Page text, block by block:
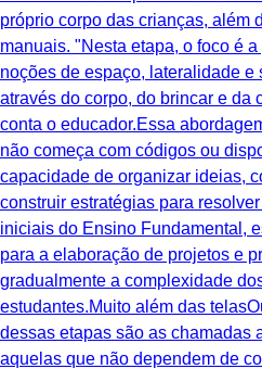
próprio corpo das crianças, além
manuais. "Nesta etapa, o foco é
noções de espaço, lateralidade e
através do corpo, do brincar e da
conta o educador.Essa
não começa com códigos ou
capacidade de organizar ideias,
construir estratégias para
iniciais do Ensino Fundamental,
para a elaboração de projetos e
gradualmente a complexidade
estudantes.Muito além das
dessas etapas são as chamadas
aquelas que não dependem de